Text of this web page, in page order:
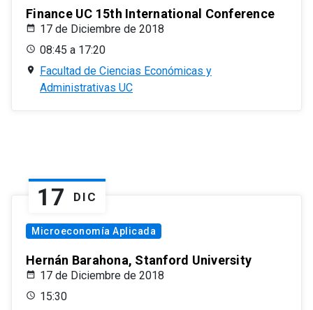
Finance UC 15th International Conference
17 de Diciembre de 2018
08:45 a 17:20
Facultad de Ciencias Económicas y
Administrativas UC
17 DIC
Microeconomía Aplicada
Hernán Barahona, Stanford University
17 de Diciembre de 2018
15:30